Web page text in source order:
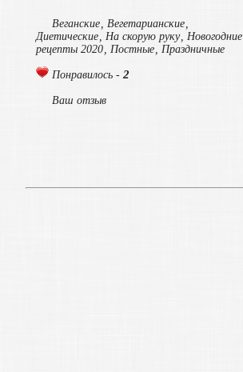
Веганские Вегетарианские
Диетические
На скорую руку
Новогодние
рецепты 2020
Постные Праздничные
Понравилось - 2
Ваш отзыв